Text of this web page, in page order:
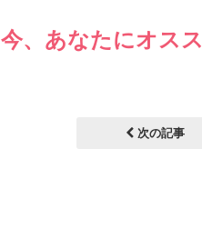
今、あなたにオス
次の記事